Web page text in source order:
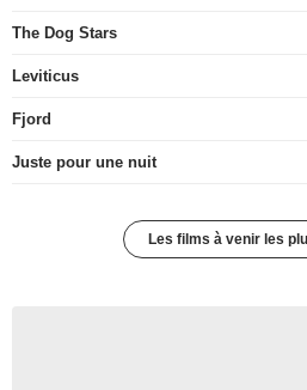
The Dog Stars
Leviticus
Fjord
Juste pour une nuit
Les films à venir les